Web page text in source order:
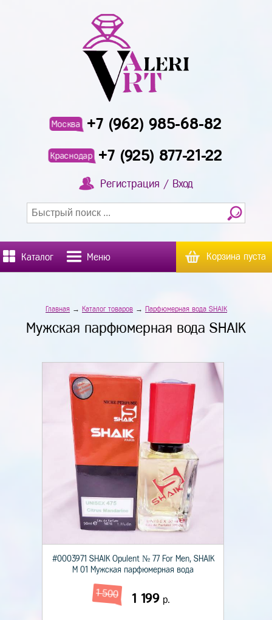
Москва +7 (962) 985-68-82
Краснодар +7 (925) 877-21-22
Регистрация / Вход
Каталог Меню Корзина пуста
Главная→ Каталог товаров→ Парфюмерная вода SHAIK
Мужская парфюмерная вода SHAIK
#0003971 SHAIK Opulent № 77 For Men, SHAIK
М 01 Мужская парфюмерная вода
1 500 1 199 р.